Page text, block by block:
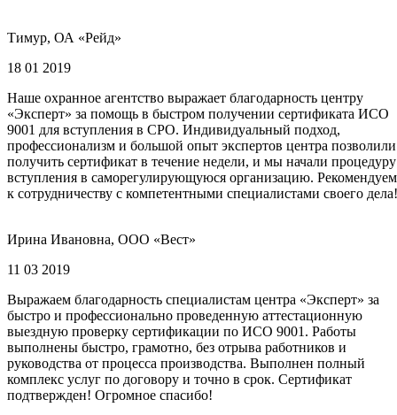
Тимур, ОА «Рейд»
18 01 2019
Наше охранное агентство выражает благодарность центру
«Эксперт» за помощь в быстром получении сертификата ИСО
9001 для вступления в СРО. Индивидуальный подход,
профессионализм и большой опыт экспертов центра позволили
получить сертификат в течение недели, и мы начали процедуру
вступления в саморегулирующуюся организацию. Рекомендуем
к сотрудничеству с компетентными специалистами своего дела!
Ирина Ивановна, ООО «Вест»
11 03 2019
Выражаем благодарность специалистам центра «Эксперт» за
быстро и профессионально проведенную аттестационную
выездную проверку сертификации по ИСО 9001. Работы
выполнены быстро, грамотно, без отрыва работников и
руководства от процесса производства. Выполнен полный
комплекс услуг по договору и точно в срок. Сертификат
подтвержден! Огромное спасибо!